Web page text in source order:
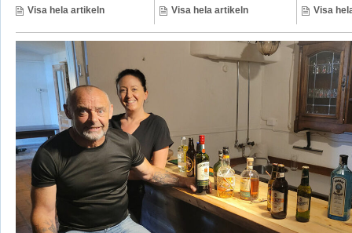
Visa hela artikeln Visa hela artikeln Visa